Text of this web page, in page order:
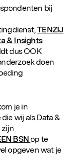
bij
TENZIJ
& Insights
dus OOK
doen
je in
wij als Data &
zijn
BSNop te
opgeven wat je